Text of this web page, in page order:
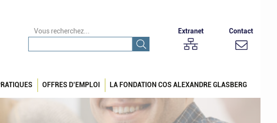
Vous recherchez... Extranet Contact
OFFRES D’EMPLOI LA FONDATION COS ALEXANDRE GLASBERG